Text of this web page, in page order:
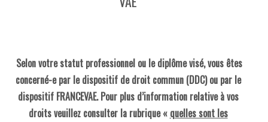
Selon votre statut professionnel ou le diplôme visé, vous êtes
concerné-e par le dispositif de droit commun (DDC) ou par le
dispositif FRANCEVAE. Pour plus d’information relative à vos
droits veuillez consulter la rubrique « quelles sont les